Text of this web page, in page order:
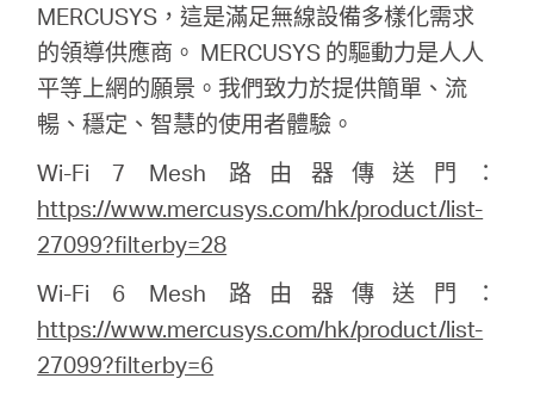
MERCUSYS，這是滿足無線設備多樣化需求
的領導供應商。 MERCUSYS 的驅動力是人人
平等上網的願景。我們致力於提供簡單、流
暢、穩定、智慧的使用者體驗。
Wi-Fi 7 Mesh 路由器傳送門：
https://www.mercusys.com/hk/product/list-
27099?filterby=28
Wi-Fi 6 Mesh 路由器傳送門：
https://www.mercusys.com/hk/product/list-
27099?filterby=6